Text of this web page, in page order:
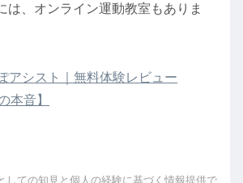
は、オンライン運動教室もありま
アシスト｜無料体験レビュー
本音】
しての知見と個人の経験に基づく情報提供で